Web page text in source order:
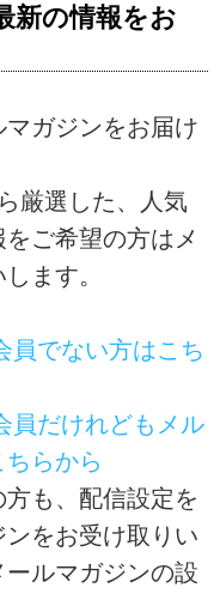
新の情報をお
ガジンをお届け
厳選した、人気
ご希望の方はメ
ます。
でない方はこち
員だけれどもメル
らから
も、配信設定を
をお受け取りい
ルマガジンの設